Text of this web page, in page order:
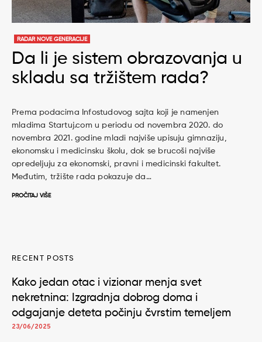
RADAR NOVE GENERACIJE
Da li je sistem obrazovanja u
skladu sa tržištem rada?
Prema podacima Infostudovog sajta koji je namenjen
mladima Startuj.com u periodu od novembra 2020. do
novembra 2021. godine mladi najviše upisuju gimnaziju,
ekonomsku i medicinsku školu, dok se brucoši najviše
opredeljuju za ekonomski, pravni i medicinski fakultet.
Međutim, tržište rada pokazuje da…
PROČITAJ VIŠE
RECENT POSTS
Kako jedan otac i vizionar menja svet
nekretnina: Izgradnja dobrog doma i
odgajanje deteta počinju čvrstim temeljem
23/06/2025